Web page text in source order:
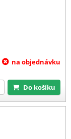
na objednávku
Do košíku